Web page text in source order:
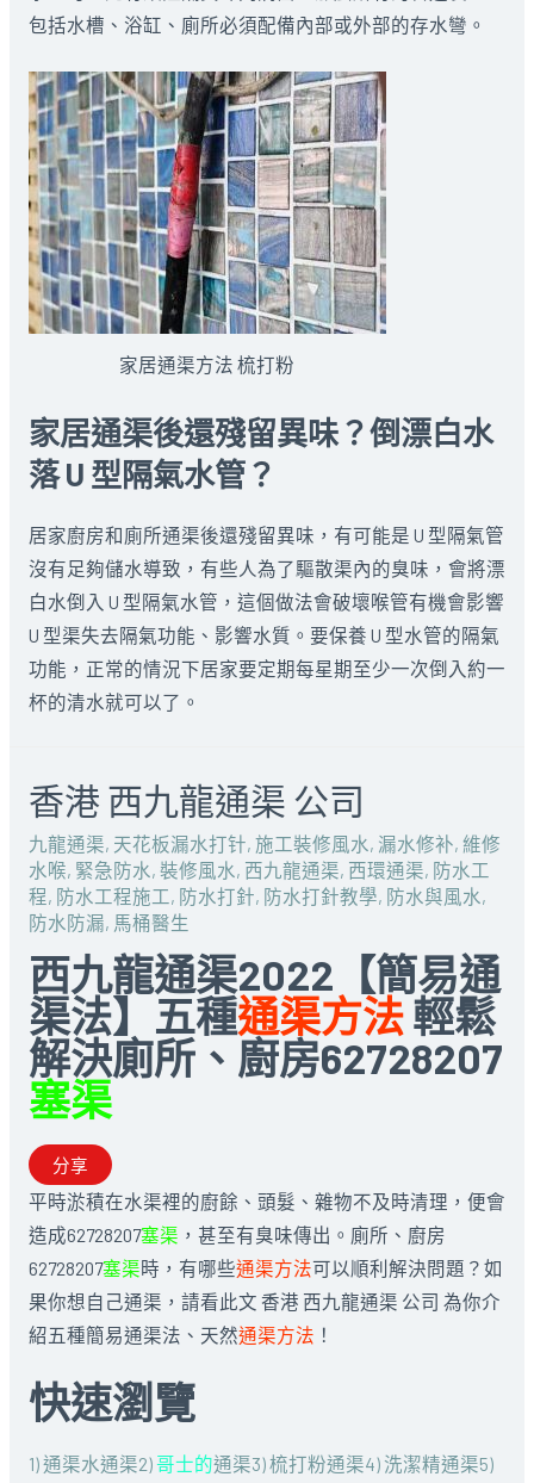
包括水槽、浴缸、廁所必須配備內部或外部的存水彎。
家居通渠方法 梳打粉
家居通渠後還殘留異味？倒漂白水
落 U 型隔氣水管？
居家廚房和廁所通渠後還殘留異味，有可能是 U 型隔氣管
沒有足夠儲水導致，有些人為了驅散渠內的臭味，會將漂
白水倒入 U 型隔氣水管，這個做法會破壞喉管有機會影響
U 型渠失去隔氣功能、影響水質。要保養 U 型水管的隔氣
功能，正常的情況下居家要定期每星期至少一次倒入約一
杯的清水就可以了。
香港 西九龍通渠 公司
九龍通渠, 天花板漏水打针, 施工裝修風水, 漏水修补, 維修
水喉, 緊急防水, 裝修風水, 西九龍通渠, 西環通渠, 防水工
程, 防水工程施工, 防水打針, 防水打針教學, 防水與風水,
防水防漏, 馬桶醫生
西九龍通渠2022【簡易通
渠法】五種通渠方法輕鬆
解決廁所、廚房62728207
塞渠
分享
平時淤積在水渠裡的廚餘、頭髮、雜物不及時清理，便會
造成62728207塞渠 ，甚至有臭味傳出。廁所、廚房
62728207塞渠時，有哪些通渠方法可以順利解決問題？如
果你想自己通渠，請看此文 香港 西九龍通渠 公司 為你介
紹五種簡易通渠法、天然通渠方法 ！
快速瀏覽
1) 通渠水通渠2)哥士的通渠3) 梳打粉通渠4) 洗潔精通渠5)